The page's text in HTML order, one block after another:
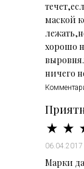
маской
хорошо
ничего
06.04.2017
Марки